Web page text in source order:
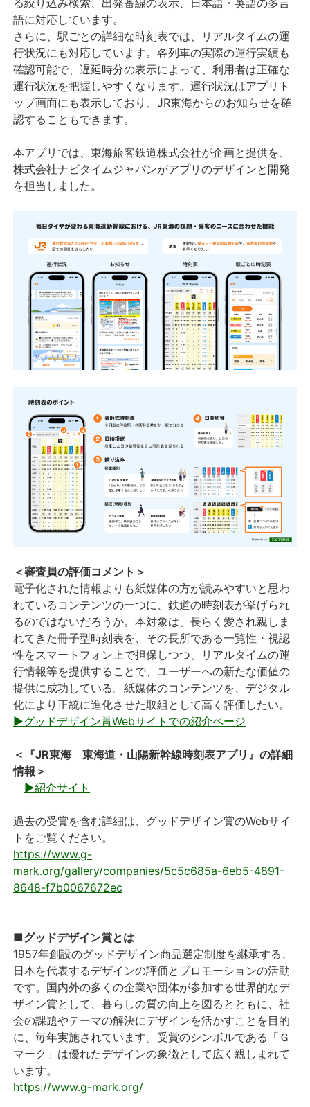
る絞り込み検索、出発番線の表示、日本語・英語の多言
語に対応しています。
さらに、駅ごとの詳細な時刻表では、リアルタイムの運
行状況にも対応しています。各列車の実際の運行実績も
確認可能で、遅延時分の表示によって、利用者は正確な
運行状況を把握しやすくなります。運行状況はアプリト
ップ画面にも表示しており、JR東海からのお知らせを確
認することもできます。
本アプリでは、東海旅客鉄道株式会社が企画と提供を、
株式会社ナビタイムジャパンがアプリのデザインと開発
を担当しました。
＜審査員の評価コメント＞
電子化された情報よりも紙媒体の方が読みやすいと思わ
れているコンテンツの一つに、鉄道の時刻表が挙げられ
るのではないだろうか。本対象は、長らく愛され親しま
れてきた冊子型時刻表を、その長所である一覧性・視認
性をスマートフォン上で担保しつつ、リアルタイムの運
行情報等を提供することで、ユーザーへの新たな価値の
提供に成功している。紙媒体のコンテンツを、デジタル
化により正統に進化させた取組として高く評価したい。
▶グッドデザイン賞Webサイトでの紹介ページ
＜『JR東海 東海道・山陽新幹線時刻表アプリ』の詳細
情報＞
▶紹介サイト
過去の受賞を含む詳細は、グッドデザイン賞のWebサイ
トをご覧ください。
https://www.g-
mark.org/gallery/companies/5c5c685a-6eb5-4891-
8648-f7b0067672ec
■グッドデザイン賞とは
1957年創設のグッドデザイン商品選定制度を継承する、
日本を代表するデザインの評価とプロモーションの活動
です。国内外の多くの企業や団体が参加する世界的なデ
ザイン賞として、暮らしの質の向上を図るとともに、社
会の課題やテーマの解決にデザインを活かすことを目的
に、毎年実施されています。受賞のシンボルである「Ｇ
マーク」は優れたデザインの象徴として広く親しまれて
います。
https://www.g-mark.org/